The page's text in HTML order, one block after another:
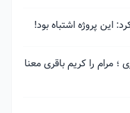
این پروژه اشتباه بود!
؛ مرام را کریم باقری معنا